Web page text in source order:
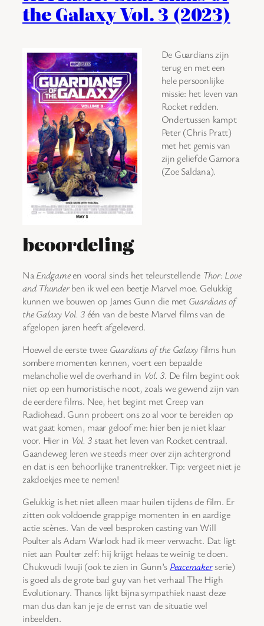
the Galaxy Vol. 3 (2023)
De Guardians zijn
terug en met een
hele persoonlijke
missie: het leven van
Rocket redden.
Ondertussen kampt
Peter (Chris Pratt)
met het gemis van
zijn geliefde Gamora
(Zoe Saldana).
beoordeling
NaEndgameen vooral sinds het teleurstellende Thor: Love
and Thunderben ik wel een beetje Marvel moe. Gelukkig
kunnen we bouwen op James Gunn die met Guardians of
the Galaxy Vol. 3één van de beste Marvel films van de
afgelopen jaren heeft afgeleverd.
Hoewel de eerste twee Guardians of the Galaxyfilms hun
sombere momenten kennen, voert een bepaalde
melancholie wel de overhand in Vol. 3. De film begint ook
niet op een humoristische noot, zoals we gewend zijn van
de eerdere films. Nee, het begint met Creep van
Radiohead. Gunn probeert ons zo al voor te bereiden op
wat gaat komen, maar geloof me: hier ben je niet klaar
voor. Hier in Vol. 3staat het leven van Rocket centraal.
Gaandeweg leren we steeds meer over zijn achtergrond
en dat is een behoorlijke tranentrekker. Tip: vergeet niet je
zakdoekjes mee te nemen!
Gelukkig is het niet alleen maar huilen tijdens de film. Er
zitten ook voldoende grappige momenten in en aardige
actie scènes. Van de veel besproken casting van Will
Poulter als Adam Warlock had ik meer verwacht. Dat ligt
niet aan Poulter zelf: hij krijgt helaas te weinig te doen.
Chukwudi Iwuji (ook te zien in Gunn’s Peacemakerserie)
is goed als de grote bad guy van het verhaal The High
Evolutionary. Thanos lijkt bijna sympathiek naast deze
man dus dan kan je je de ernst van de situatie wel
inbeelden.